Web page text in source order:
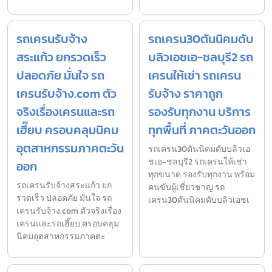
รถเครนรับจ้าง
สระแก้ว ยกรวดเร็ว
ปลอดภัย มั่นใจ รถ
เครนรับจ้าง.com ตัว
จริงเรื่องเครนและรถ
เฮี๊ยบ ครอบคลุมนิคม
อุตสาหกรรมภาคตะวัน
ออก
รถเครนรับจ้างสระแก้ว ยก
รวดเร็ว ปลอดภัย มั่นใจ รถ
เครนรับจ้าง.com ตัวจริงเรื่อง
เครนและรถเฮี๊ยบ ครอบคลุม
นิคมอุตสาหกรรมภาคตะ
รถเครน30ตันนิคมดับ
บลิวเอชเอ-ชลบุรี2 รถ
เครนให้เช่า รถเครน
รับจ้าง ราคาถูก
รองรับทุกงาน บริการ
ทุกพื้นที่ ภาคตะวันออก
รถเครน30ตันนิคมดับบลิวเอ
ชเอ-ชลบุรี2 รถเครนให้เช่า
ทุกขนาด รองรับทุกงาน พร้อม
คนขับผู้เชี่ยวชาญ รถ
เครน30ตันนิคมดับบลิวเอชเ